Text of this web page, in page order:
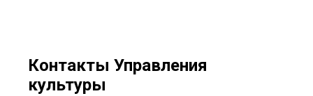
Контакты Управления
культуры